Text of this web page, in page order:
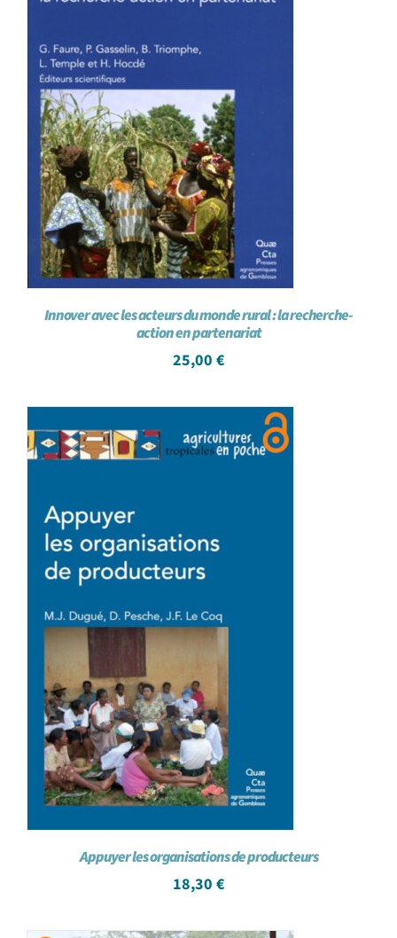
Innover avec les acteurs du monde rural : la recherche-
action en partenariat
25,00 €
Appuyer les organisations de producteurs
18,30 €